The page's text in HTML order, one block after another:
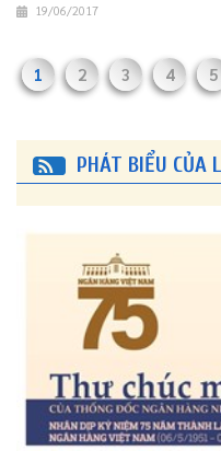
19/06/2017
1 2 3 4 5
PHÁT BIỂU CỦA